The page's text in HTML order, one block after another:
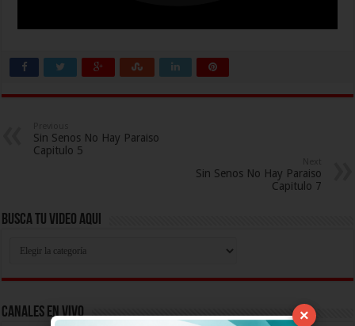
Sin Senos No Hay Paraiso
Capitulo 5
Sin Senos No Hay Paraiso
Capitulo 7
Busca Tu Video Aqui
Aqui
Canales En Vivo ×